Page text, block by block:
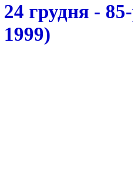
24 грудня -
1999)